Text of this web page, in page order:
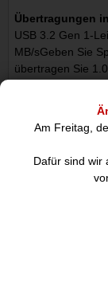
Am Freitag,
Dafür sind wir
Übertragungen
USB 3.2 Gen 1-
MB/sGeben Sie
übertragen Sie
Mehr speichern
Kapazitäten von
Duo-
zuverlässige
Farbige,